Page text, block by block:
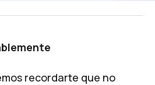
recordarte que no